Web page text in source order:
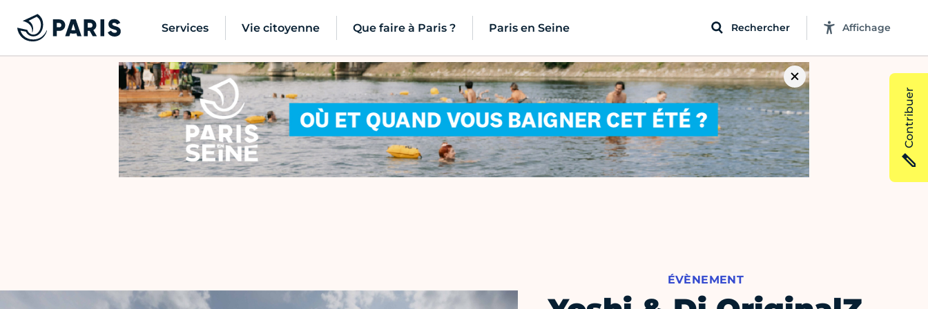
Services Vie citoyenne Que faire à Paris ? Paris en Seine Rechercher Affichage
ÉVÈNEMENT
Contribuer